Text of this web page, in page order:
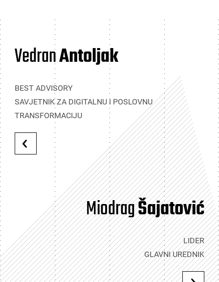
VedranAntoljak
BEST ADVISORY
SAVJETNIK ZA DIGITALNU I POSLOVNU
TRANSFORMACIJU
MiodragŠajatović
LIDER
GLAVNI UREDNIK